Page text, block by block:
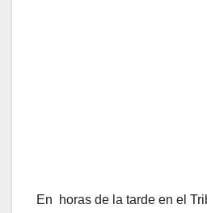
En horas de la tarde en el